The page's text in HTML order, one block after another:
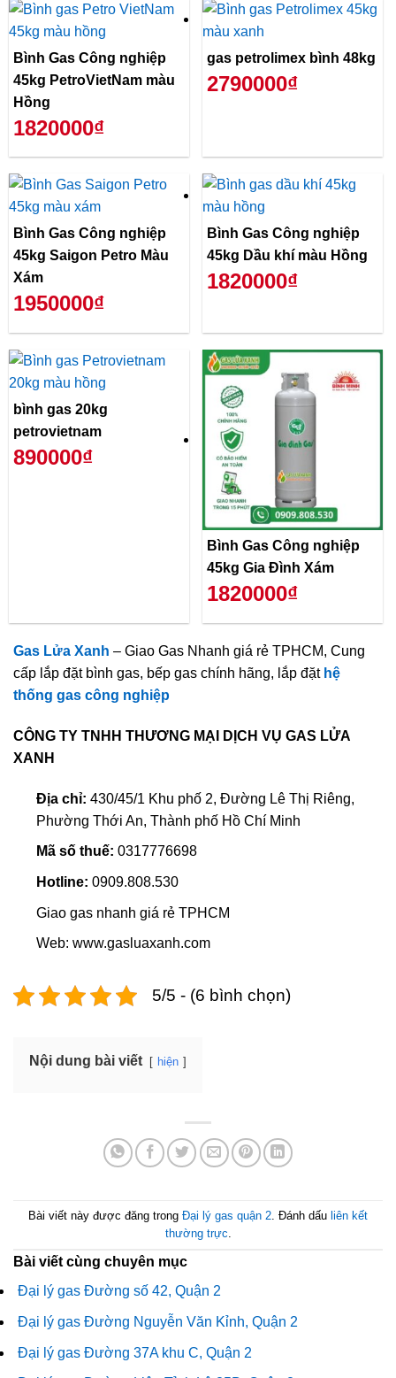
Bình Gas Công nghiệp
45kg PetroVietNam màu
Hồng
1820000₫
gas petrolimex bình 48kg
2790000₫
Bình Gas Công nghiệp
45kg Saigon Petro Màu
Xám
1950000₫
Bình Gas Công nghiệp
45kg Dầu khí màu Hồng
1820000₫
bình gas 20kg
petrovietnam
890000₫
Bình Gas Công nghiệp
45kg Gia Đình Xám
1820000₫
Gas Lửa Xanh – Giao Gas Nhanh giá rẻ TPHCM, Cung
cấp lắp đặt bình gas, bếp gas chính hãng, lắp đặt hệ
thống gas công nghiệp
CÔNG TY TNHH THƯƠNG MẠI DỊCH VỤ GAS LỬA
XANH
Địa chỉ: 430/45/1 Khu phố 2, Đường Lê Thị Riêng,
Phường Thới An, Thành phố Hồ Chí Minh
Mã số thuế: 0317776698
Hotline: 0909.808.530
Giao gas nhanh giá rẻ TPHCM
Web: www.gasluaxanh.com
5/5 - (6 bình chọn)
Nội dung bài viết hiện
Bài viết này được đăng trong Đại lý gas quận 2 . Đánh dấu liên kết
thường trực
Bài viết cùng chuyên mục
Đại lý gas Đường số 42, Quận 2
Đại lý gas Đường Nguyễn Văn Kỉnh, Quận 2
Đại lý gas Đường 37A khu C, Quận 2